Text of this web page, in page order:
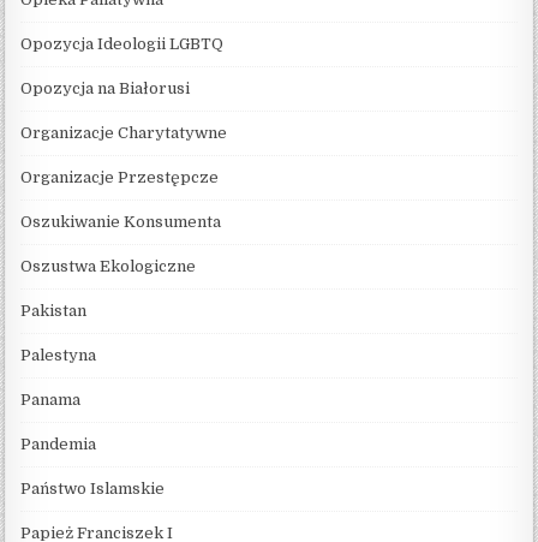
Opozycja Ideologii LGBTQ
Opozycja na Białorusi
Organizacje Charytatywne
Organizacje Przestępcze
Oszukiwanie Konsumenta
Oszustwa Ekologiczne
Pakistan
Palestyna
Panama
Pandemia
Państwo Islamskie
Papież Franciszek I